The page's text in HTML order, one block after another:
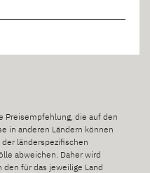
Preisempfehlung, die auf den
in anderen Ländern können
länderspezifischen
abweichen. Daher wird
für das jeweilige Land